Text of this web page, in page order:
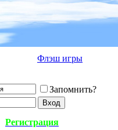
Флэш игры
Запомнить?
Регистрация